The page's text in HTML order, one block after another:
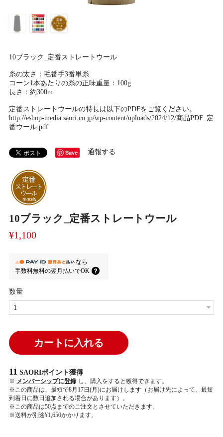
10ブラック_定番ストレートウール
¥1,100
なら
手数料無料の翌月払いでOK
数量
カートに入れる
11 SAORIポイント獲得
※ メンバーシップに登録 し、購入をすると獲得できます。
※この商品は、最短で8月17日(月)にお届けします（お届け先によって、最短
到着日に数日追加される場合があります）。
※この商品は50点までのご注文とさせていただきます。
※送料が別途¥1,650かかります。
10ブラック_定番ストレートウール
糸の太さ：毛番手3番単糸
コーン1本あたりの糸の正味重量：100g
長さ：約300m
定番ストレートウールの特長は以下のPDFをご覧ください。
http://eshop-media.saori.co.jp/wp-content/uploads/2024/12/商品PDF_定
番ウール.pdf
Save 通報する